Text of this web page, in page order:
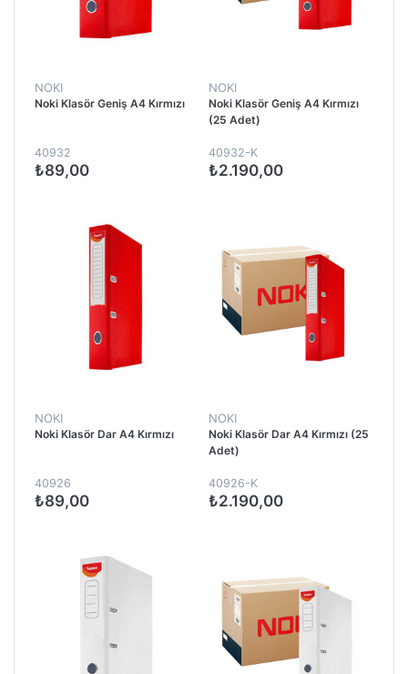
NOKI
Noki Klasör Geniş A4 Kırmızı
40932
₺89,00
NOKI
Noki Klasör Geniş A4 Kırmızı
(25 Adet)
40932-K
₺2.190,00
NOKI
Noki Klasör Dar A4 Kırmızı
40926
₺89,00
NOKI
Noki Klasör Dar A4 Kırmızı (25
Adet)
40926-K
₺2.190,00